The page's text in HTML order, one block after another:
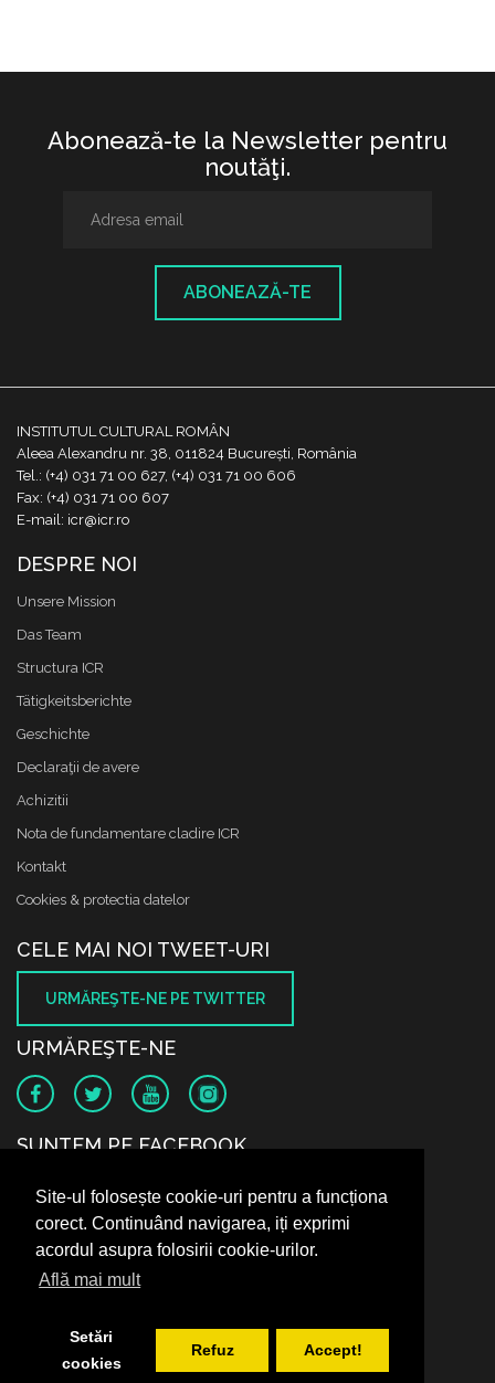
Site-ul folosește cookie-uri pentru a funcționa
corect. Continuând navigarea, iți exprimi
acordul asupra folosirii cookie-urilor.
Află mai mult
Setări
cookies
Refuz Accept!
Abonează-te la Newsletter pentru
noutăţi.
ABONEAZĂ-TE
INSTITUTUL CULTURAL ROMÂN
Aleea Alexandru nr. 38, 011824 București, România
Tel.: (+4) 031 71 00 627, (+4) 031 71 00 606
Fax: (+4) 031 71 00 607
E-mail: icr@icr.ro
DESPRE NOI
Unsere Mission
Das Team
Structura ICR
Tätigkeitsberichte
Geschichte
Declaraţii de avere
Achizitii
Nota de fundamentare cladire ICR
Kontakt
Cookies & protectia datelor
CELE MAI NOI TWEET-URI
URMĂREŞTE-NE PE TWITTER
URMĂREŞTE-NE
SUNTEM PE FACEBOOK